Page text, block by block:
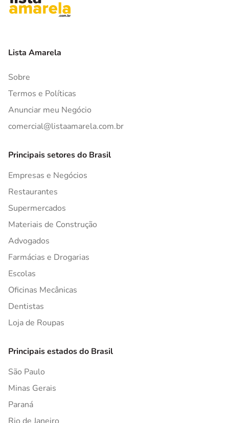
Lista Amarela
Sobre
Termos e Políticas
Anunciar meu Negócio
comercial@listaamarela.com.br
Principais setores do Brasil
Empresas e Negócios
Restaurantes
Supermercados
Materiais de Construção
Advogados
Farmácias e Drogarias
Escolas
Oficinas Mecânicas
Dentistas
Loja de Roupas
Principais estados do Brasil
São Paulo
Minas Gerais
Paraná